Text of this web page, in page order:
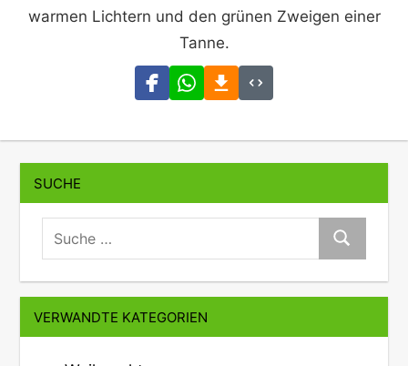
warmen Lichtern und den grünen Zweigen einer
Tanne.
SUCHE
suche:
Suche
VERWANDTE KATEGORIEN